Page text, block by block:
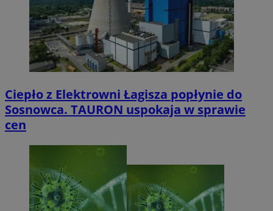
Ciepło z Elektrowni Łagisza popłynie do
Sosnowca. TAURON uspokaja w sprawie
cen